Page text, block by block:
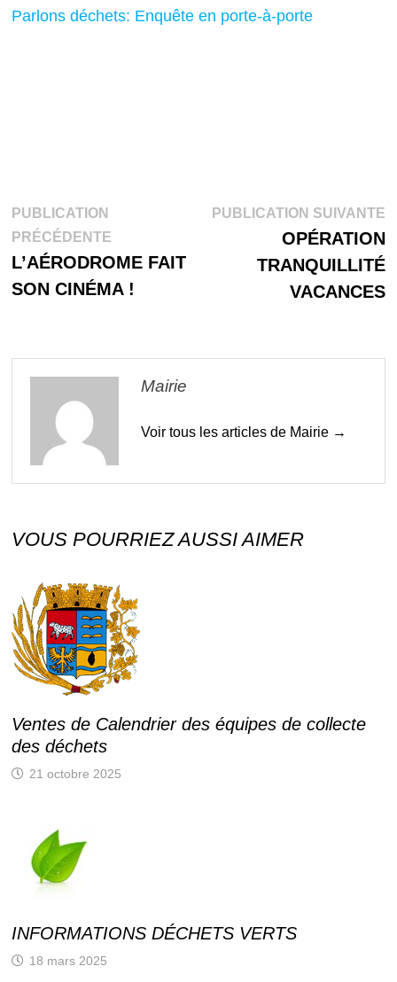
Parlons déchets: Enquête en porte-à-porte
Navigation
de
l’article
PUBLICATION
PRÉCÉDENTE
précédente :
L’AÉRODROME FAIT
SON CINÉMA !
PUBLICATION SUIVANTE
OPÉRATION
TRANQUILLITÉ
VACANCES
Mairie
Voir tous les articles de Mairie →
VOUS POURRIEZ AUSSI AIMER
Ventes de Calendrier des équipes de collecte
des déchets
21 octobre 2025
INFORMATIONS DÉCHETS VERTS
18 mars 2025